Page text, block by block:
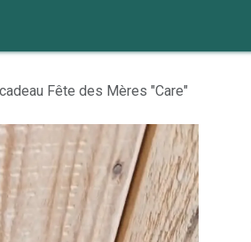
Fête des Mères "Care"